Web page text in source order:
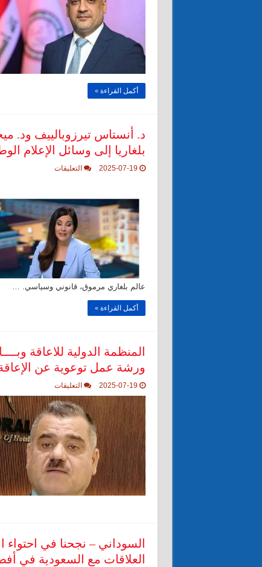
يتحول
المنصب
الى
منصة
للشباب
مغلقة
أكمل القراءة »
د. أنستاس تيرزوبالييف ود.
بلغاريا إلى وسائل الإعلام
2025-07-19 التعليقات
ود.
ميخائيل
أرجاتسكي،
يستعرض
أخبار
من
جمهورية
بلغاريا
إلى
وسائل
الإعلام
الوطنية
عالم بلغاري مرموق، قانوني وسياسي. …
أكمل القراءة »
المنظمة الدولية للاعاقة
ورشة عمل توعوية عن
2025-07-19 التعليقات
الدولية
للاعاقة
وبــــالتعاون
مع
تجمع
الأشخاص
ذوي
الإعاقة
تقيم
ورشة
عمل
توعوية
السوداني – نجحنا في احتواء
العلاقات مع السعودية في